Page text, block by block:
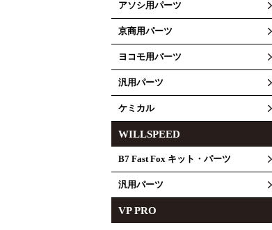
アソシ用パーツ
京商用パーツ
ヨコモ用パーツ
汎用パーツ
ケミカル
WILLSPEED
B7 Fast Fox キット・パーツ
汎用パーツ
VP PRO